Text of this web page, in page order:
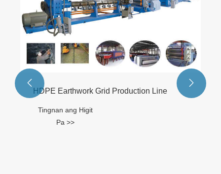
HDPE Earthwork Grid Production Line
Tingnan ang Higit
Pa >>
 